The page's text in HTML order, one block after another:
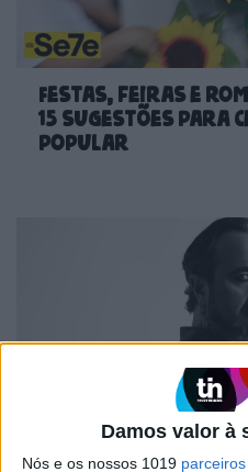
Damos valor à
Nós e os nossos 1019 parceiros
Festas, feiras e
15 sugestões para
popular
"Saudade é um